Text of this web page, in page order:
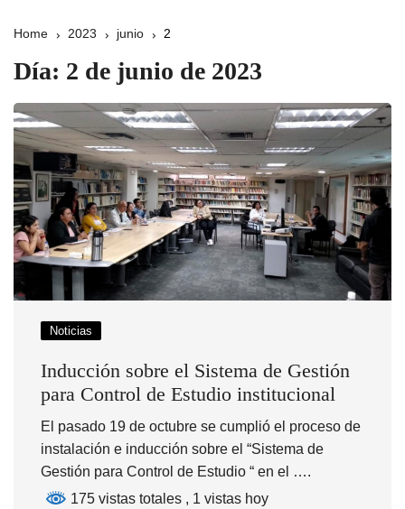
Home 2023 junio 2
Día: 2 de junio de 2023
Noticias
Inducción sobre el Sistema de Gestión
para Control de Estudio institucional
El pasado 19 de octubre se cumplió el proceso de
instalación e inducción sobre el “Sistema de
Gestión para Control de Estudio “ en el ….
175 vistas totales , 1 vistas hoy